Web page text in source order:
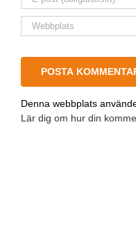
Denna webbplats
Lär dig om hur din